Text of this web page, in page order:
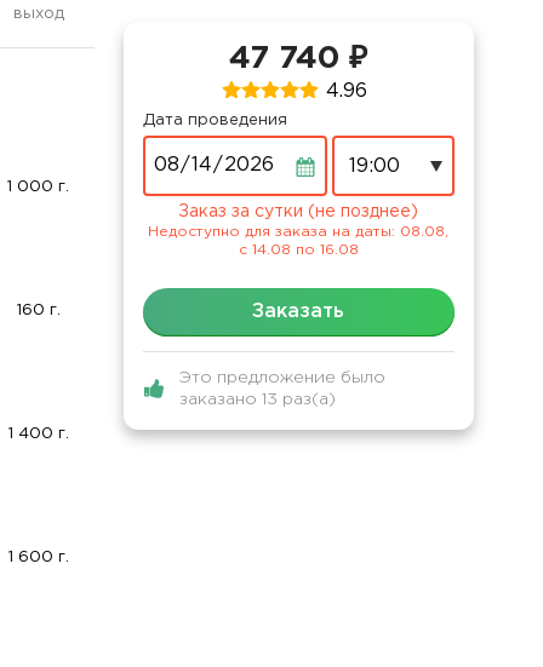
выход
1 000 г.
160 г.
1 400 г.
1 600 г.
47 740 ₽
4.96
Дата проведения
Заказ за сутки (не позднее)
Недоступно для заказа на даты: 08.08,
c 14.08 по 16.08
Заказать
Это предложение было
заказано 13 раз(а)